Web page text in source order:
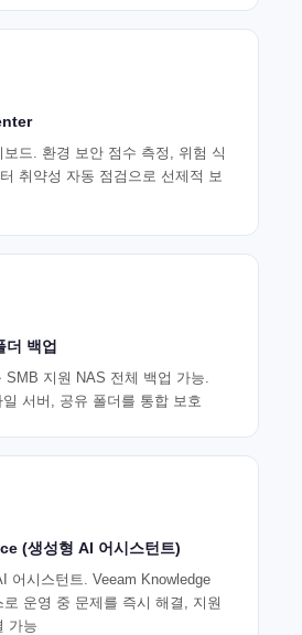
드. 환경 보안 점수 측정, 위험 식
취약성 자동 점검으로 선제적 보
더 백업
SMB 지원 NAS 전체 백업 가능.
서버, 공유 폴더를 통합 보호
(생성형 AI 어시스턴트)
어시스턴트. Veeam Knowledge
운영 중 문제를 즉시 해결, 지원
가능